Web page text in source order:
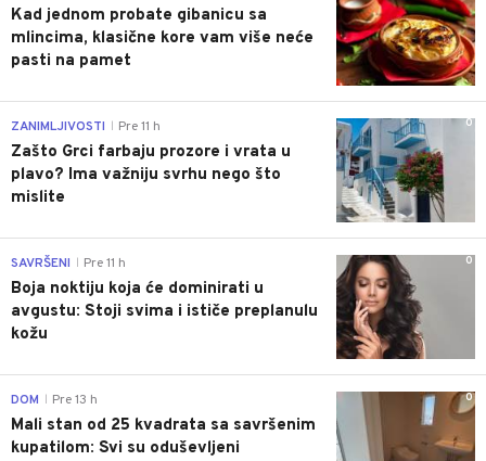
Kad jednom probate gibanicu sa
mlincima, klasične kore vam više neće
pasti na pamet
0
ZANIMLJIVOSTI Pre 11 h
Zašto Grci farbaju prozore i vrata u
plavo? Ima važniju svrhu nego što
mislite
0
SAVRŠENI Pre 11 h
Boja noktiju koja će dominirati u
avgustu: Stoji svima i ističe preplanulu
kožu
0
DOM Pre 13 h
Mali stan od 25 kvadrata sa savršenim
kupatilom: Svi su oduševljeni